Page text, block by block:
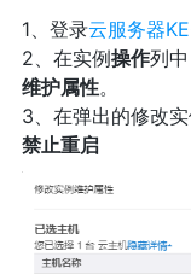
1、登录云服务器
2、在实例操作列
维护属性。
3、在弹出的修改
禁止重启